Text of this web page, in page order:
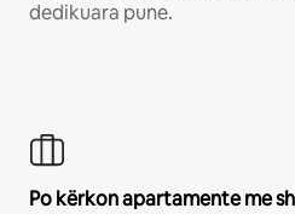
dedikuara pune.
Po kërkon apartamente me